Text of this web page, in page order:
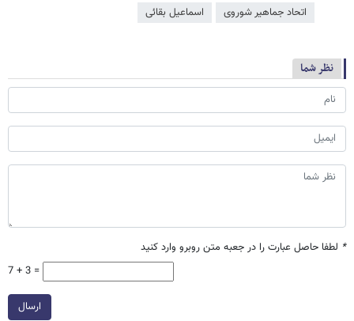
اتحاد جماهیر شوروی
اسماعیل بقائی
نظر شما
* لطفا حاصل عبارت را در جعبه متن روبرو وارد کنید
7 + 3 =
ارسال